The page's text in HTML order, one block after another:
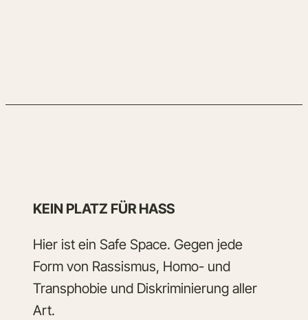
KEIN PLATZ FÜR HASS
Hier ist ein Safe Space. Gegen jede
Form von Rassismus, Homo- und
Transphobie und Diskriminierung aller
Art.